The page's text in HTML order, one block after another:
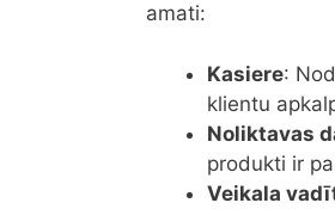
amati:
Kasiere:
klientu
Noliktavas
produkti ir
Veikala